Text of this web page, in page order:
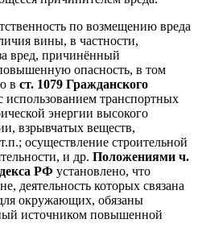
по возмещению вреда
вины, в частности,
вред, причинённый
опасность, в том
в ст. 1079 Гражданского
использованием транспортных
энергии высокого
взрывчатых веществ,
осуществление строительной
и др. Положениями ч.
РФ установлено, что
деятельность которых связана
окружающих, обязаны
источником повышенной